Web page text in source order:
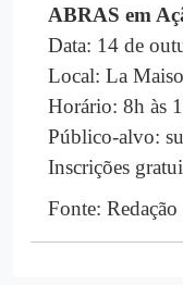
ABRAS em
Data: 14 de
Local: La
Horário: 8h às
Público-alvo:
Inscrições
Fonte: